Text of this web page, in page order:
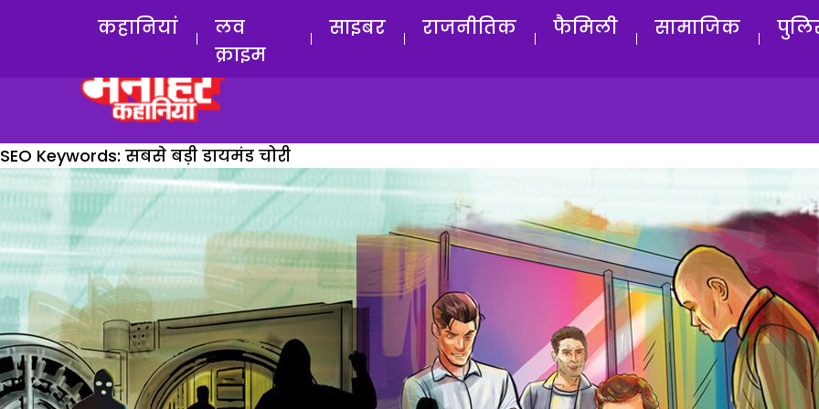
कहानियां
लव
क्राइम
साइबर राजनीतिक फैमिली सामाजिक
SEO Keywords: सबसे बड़ी डायमंड चोरी